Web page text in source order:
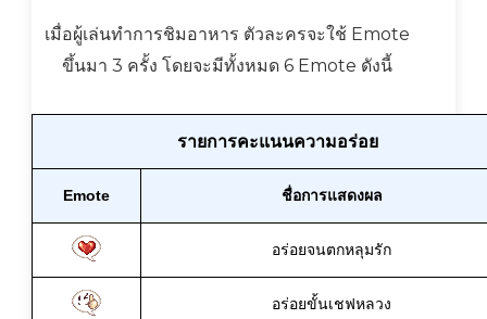
เมื่อผู้เล่นทำการชิมอาหาร ตัวละครจะใช้ Emote
ขึ้นมา 3 ครั้ง โดยจะมีทั้งหมด 6 Emote ดังนี้
รายการคะแนนความอร่อย
Emote ชื่อการแสดงผล
อร่อยจนตกหลุมรัก
อร่อยขั้นเชฟหลวง